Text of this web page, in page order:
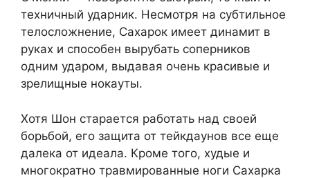
техничный ударник. Несмотря на субтильное
телосложнение, Сахарок имеет динамит в
руках и способен вырубать соперников
одним ударом, выдавая очень красивые и
зрелищные нокауты.
Хотя Шон старается работать над своей
борьбой, его защита от тейкдаунов все еще
далека от идеала. Кроме того, худые и
многократно травмированные ноги Сахарка